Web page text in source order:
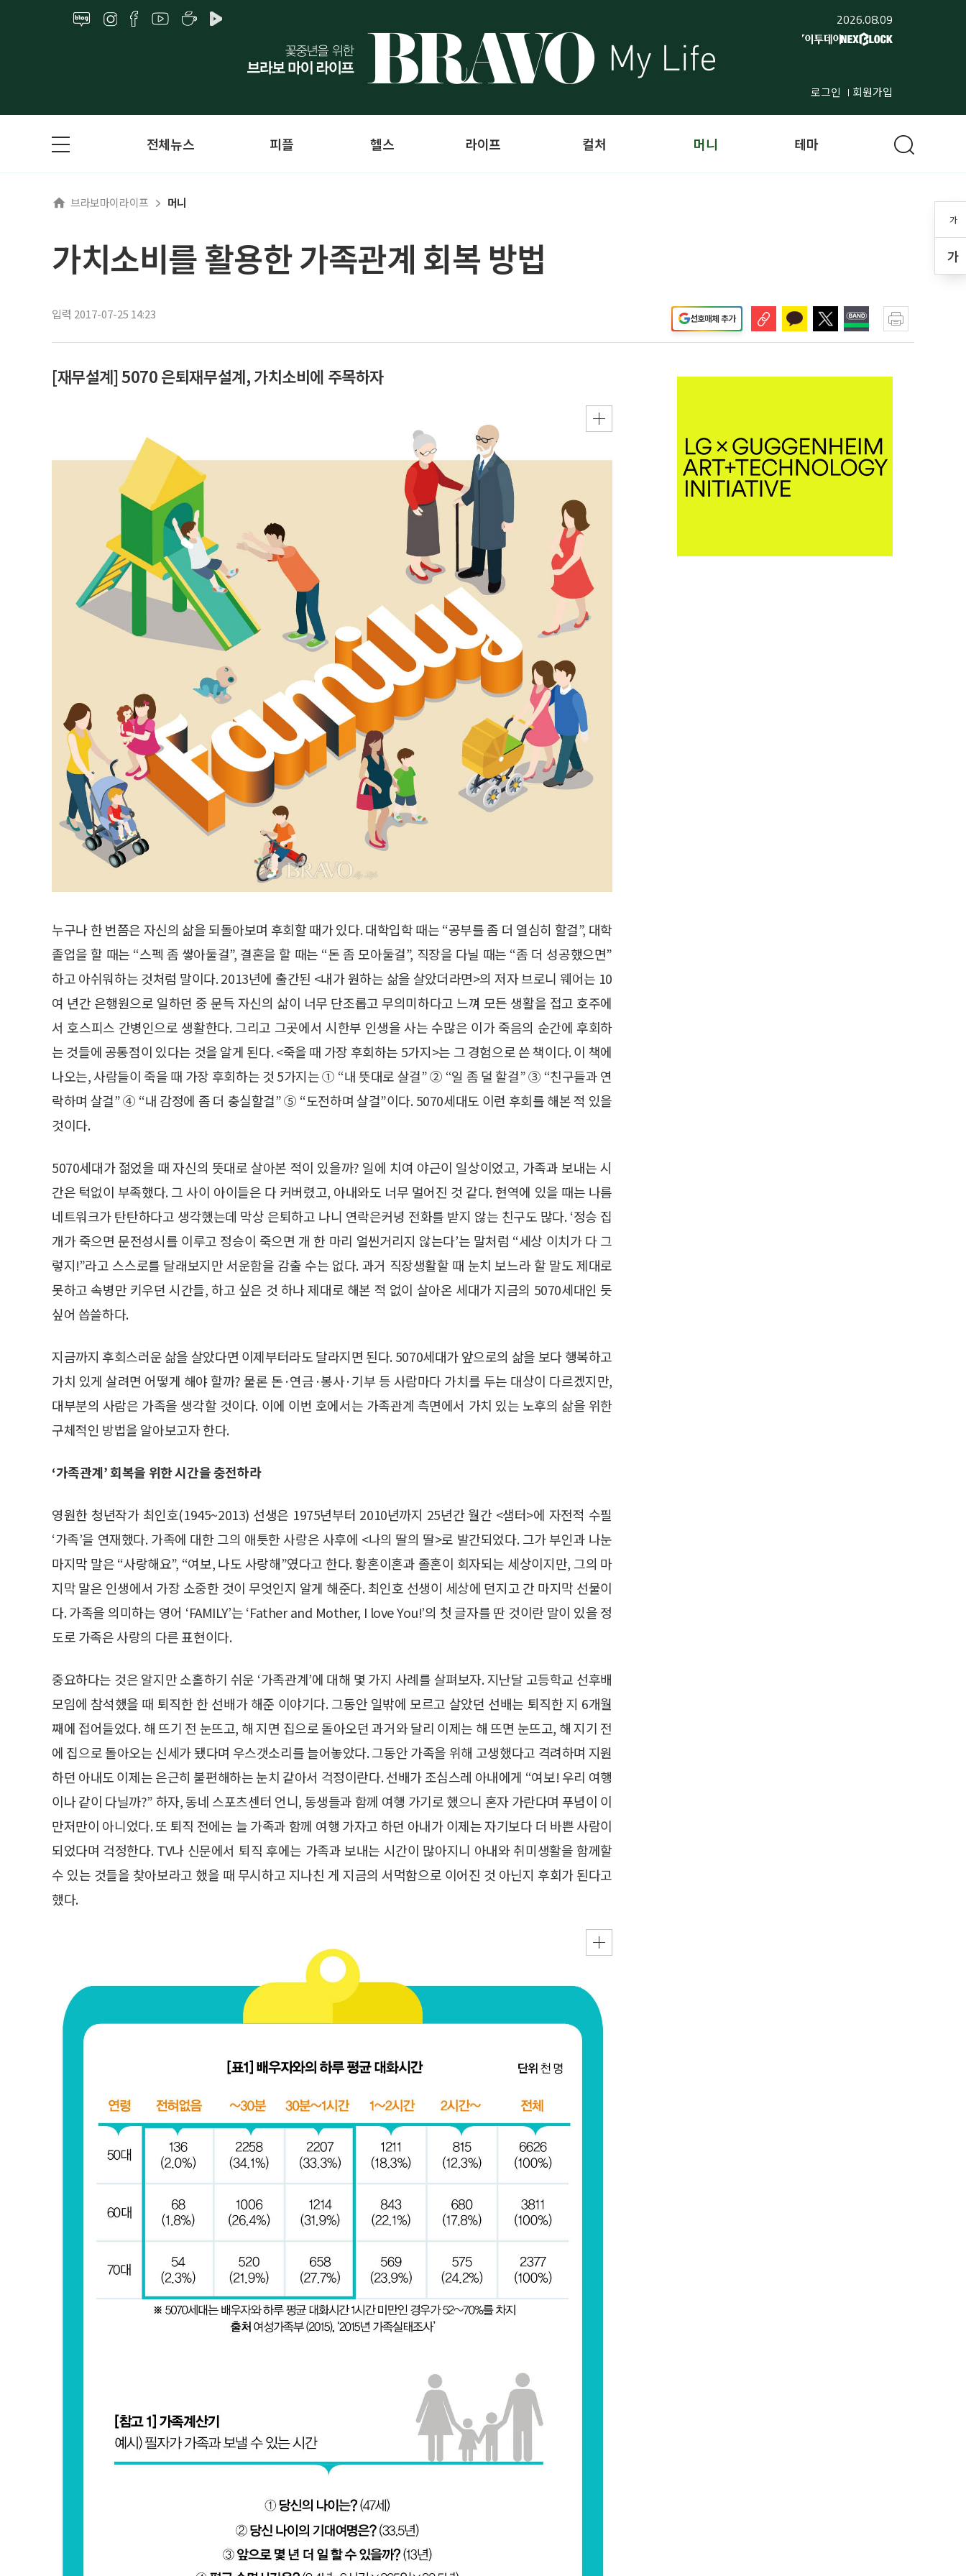
2026.08.09
로그인 회원가입
가
가
전체뉴스 피플 헬스 라이프 컬처 머니 테마
브라보마이라이프 머니
가치소비를 활용한 가족관계 회복 방법
입력 2017-07-25 14:23 선호매체 추가
[재무설계] 5070 은퇴재무설계, 가치소비에 주목하자
누구나 한 번쯤은 자신의 삶을 되돌아보며 후회할 때가 있다. 대학입학 때는 “공부를 좀 더 열심히 할걸”, 대학
졸업을 할 때는 “스펙 좀 쌓아둘걸”, 결혼을 할 때는 “돈 좀 모아둘걸”, 직장을 다닐 때는 “좀 더 성공했으면”
하고 아쉬워하는 것처럼 말이다. 2013년에 출간된 <내가 원하는 삶을 살았더라면>의 저자 브로니 웨어는 10
여 년간 은행원으로 일하던 중 문득 자신의 삶이 너무 단조롭고 무의미하다고 느껴 모든 생활을 접고 호주에
서 호스피스 간병인으로 생활한다. 그리고 그곳에서 시한부 인생을 사는 수많은 이가 죽음의 순간에 후회하
는 것들에 공통점이 있다는 것을 알게 된다. <죽을 때 가장 후회하는 5가지>는 그 경험으로 쓴 책이다. 이 책에
나오는, 사람들이 죽을 때 가장 후회하는 것 5가지는 ① “내 뜻대로 살걸” ② “일 좀 덜 할걸” ③ “친구들과 연
락하며 살걸” ④ “내 감정에 좀 더 충실할걸” ⑤ “도전하며 살걸”이다. 5070세대도 이런 후회를 해본 적 있을
것이다.
5070세대가 젊었을 때 자신의 뜻대로 살아본 적이 있을까? 일에 치여 야근이 일상이었고, 가족과 보내는 시
간은 턱없이 부족했다. 그 사이 아이들은 다 커버렸고, 아내와도 너무 멀어진 것 같다. 현역에 있을 때는 나름
네트워크가 탄탄하다고 생각했는데 막상 은퇴하고 나니 연락은커녕 전화를 받지 않는 친구도 많다. ‘정승 집
개가 죽으면 문전성시를 이루고 정승이 죽으면 개 한 마리 얼씬거리지 않는다’는 말처럼 “세상 이치가 다 그
렇지!”라고 스스로를 달래보지만 서운함을 감출 수는 없다. 과거 직장생활할 때 눈치 보느라 할 말도 제대로
못하고 속병만 키우던 시간들, 하고 싶은 것 하나 제대로 해본 적 없이 살아온 세대가 지금의 5070세대인 듯
싶어 씁쓸하다.
지금까지 후회스러운 삶을 살았다면 이제부터라도 달라지면 된다. 5070세대가 앞으로의 삶을 보다 행복하고
가치 있게 살려면 어떻게 해야 할까? 물론 돈·연금·봉사·기부 등 사람마다 가치를 두는 대상이 다르겠지만,
대부분의 사람은 가족을 생각할 것이다. 이에 이번 호에서는 가족관계 측면에서 가치 있는 노후의 삶을 위한
구체적인 방법을 알아보고자 한다.
‘가족관계’ 회복을 위한 시간을 충전하라
영원한 청년작가 최인호(1945~2013) 선생은 1975년부터 2010년까지 25년간 월간 <샘터>에 자전적 수필
‘가족’을 연재했다. 가족에 대한 그의 애틋한 사랑은 사후에 <나의 딸의 딸>로 발간되었다. 그가 부인과 나눈
마지막 말은 “사랑해요”, “여보, 나도 사랑해”였다고 한다. 황혼이혼과 졸혼이 회자되는 세상이지만, 그의 마
지막 말은 인생에서 가장 소중한 것이 무엇인지 알게 해준다. 최인호 선생이 세상에 던지고 간 마지막 선물이
다. 가족을 의미하는 영어 ‘FAMILY’는 ‘Father and Mother, I love You!’의 첫 글자를 딴 것이란 말이 있을 정
도로 가족은 사랑의 다른 표현이다.
중요하다는 것은 알지만 소홀하기 쉬운 ‘가족관계’에 대해 몇 가지 사례를 살펴보자. 지난달 고등학교 선후배
모임에 참석했을 때 퇴직한 한 선배가 해준 이야기다. 그동안 일밖에 모르고 살았던 선배는 퇴직한 지 6개월
째에 접어들었다. 해 뜨기 전 눈뜨고, 해 지면 집으로 돌아오던 과거와 달리 이제는 해 뜨면 눈뜨고, 해 지기 전
에 집으로 돌아오는 신세가 됐다며 우스갯소리를 늘어놓았다. 그동안 가족을 위해 고생했다고 격려하며 지원
하던 아내도 이제는 은근히 불편해하는 눈치 같아서 걱정이란다. 선배가 조심스레 아내에게 “여보! 우리 여행
이나 같이 다닐까?” 하자, 동네 스포츠센터 언니, 동생들과 함께 여행 가기로 했으니 혼자 가란다며 푸념이 이
만저만이 아니었다. 또 퇴직 전에는 늘 가족과 함께 여행 가자고 하던 아내가 이제는 자기보다 더 바쁜 사람이
되었다며 걱정한다. TV나 신문에서 퇴직 후에는 가족과 보내는 시간이 많아지니 아내와 취미생활을 함께할
수 있는 것들을 찾아보라고 했을 때 무시하고 지나친 게 지금의 서먹함으로 이어진 것 아닌지 후회가 된다고
했다.